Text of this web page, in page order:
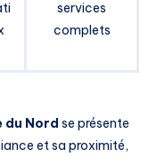
services
complets
du Nord se présente
et sa proximité,